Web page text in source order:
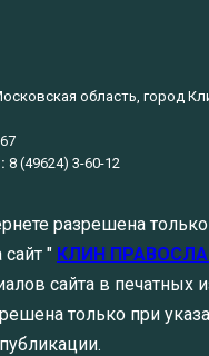
область, город
8 (49624) 3-60-12
разрешена
" КЛИН
сайта в печатных
только при